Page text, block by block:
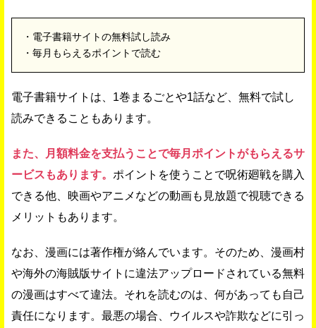
・電子書籍サイトの無料試し読み
・毎月もらえるポイントで読む
電子書籍サイトは、1巻まるごとや1話など、無料で試し
読みできることもあります。
また、月額料金を支払うことで毎月ポイントがもらえるサ
ービスもあります。 ポイントを使うことで呪術廻戦を購入
できる他、映画やアニメなどの動画も見放題で視聴できる
メリットもあります。
なお、漫画には著作権が絡んでいます。そのため、漫画村
や海外の海賊版サイトに違法アップロードされている無料
の漫画はすべて違法。それを読むのは、何があっても自己
責任になります。最悪の場合、ウイルスや詐欺などに引っ